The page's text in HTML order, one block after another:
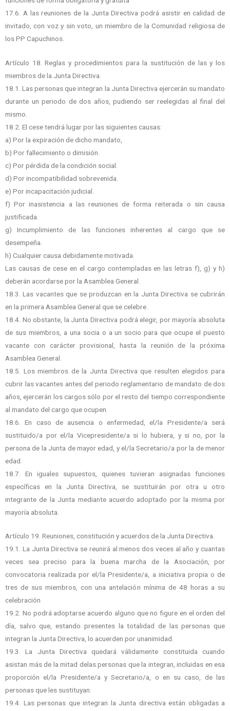
17.6. A las reuniones de la Junta Directiva podrá asistir en calidad de
invitado, con voz y sin voto, un miembro de la Comunidad religiosa de
los PP Capuchinos.
Artículo 18. Reglas y procedimientos para la sustitución de las y los
miembros de la Junta Directiva.
18.1. Las personas que integran la Junta Directiva ejercerán su mandato
durante un periodo de dos años, pudiendo ser reelegidas al final del
mismo.
18.2. El cese tendrá lugar por las siguientes causas:
a) Por la expiración de dicho mandato,
b) Por fallecimiento o dimisión.
c) Por pérdida de la condición social.
d) Por incompatibilidad sobrevenida.
e) Por incapacitación judicial.
f) Por inasistencia a las reuniones de forma reiterada o sin causa
justificada.
g) Incumplimiento de las funciones inherentes al cargo que se
desempeña.
h) Cualquier causa debidamente motivada.
Las causas de cese en el cargo contempladas en las letras f), g) y h)
deberán acordarse por la Asamblea General.
18.3. Las vacantes que se produzcan en la Junta Directiva se cubrirán
en la primera Asamblea General que se celebre.
18.4. No obstante, la Junta Directiva podrá elegir, por mayoría absoluta
de sus miembros, a una socia o a un socio para que ocupe el puesto
vacante con carácter provisional, hasta la reunión de la próxima
Asamblea General.
18.5. Los miembros de la Junta Directiva que resulten elegidos para
cubrir las vacantes antes del periodo reglamentario de mandato de dos
años, ejercerán los cargos sólo por el resto del tiempo correspondiente
al mandato del cargo que ocupen.
18.6. En caso de ausencia o enfermedad, el/la Presidente/a será
sustituido/a por el/la Vicepresidente/a si lo hubiera, y si no, por la
persona de la Junta de mayor edad, y el/la Secretario/a por la de menor
edad.
18.7. En iguales supuestos, quienes tuvieran asignadas funciones
específicas en la Junta Directiva, se sustituirán por otra u otro
integrante de la Junta mediante acuerdo adoptado por la misma por
mayoría absoluta.
Artículo 19. Reuniones, constitución y acuerdos de la Junta Directiva.
19.1. La Junta Directiva se reunirá al menos dos veces al año y cuantas
veces sea preciso para la buena marcha de la Asociación, por
convocatoria realizada por el/la Presidente/a, a iniciativa propia o de
tres de sus miembros, con una antelación mínima de 48 horas a su
celebración
19.2. No podrá adoptarse acuerdo alguno que no figure en el orden del
día, salvo que, estando presentes la totalidad de las personas que
integran la Junta Directiva, lo acuerden porunanimidad.
19.3. La Junta Directiva quedará válidamente constituida cuando
asistan más de la mitad delas personas que la integran, incluidas en esa
proporción el/la Presidente/a ySecretario/a, o en su caso, de las
personas que les sustituyan.
19.4. Las personas que integran la Junta directiva están obligadas a